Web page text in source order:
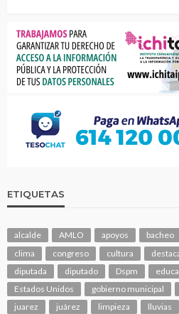
ETIQUETAS
alcalde AMLO apoyos bacheo
clima
congreso cultura
diputada
diputado Dspm
Estados Unidos
gobierno municipal
juarez
juárez limpieza lluvias